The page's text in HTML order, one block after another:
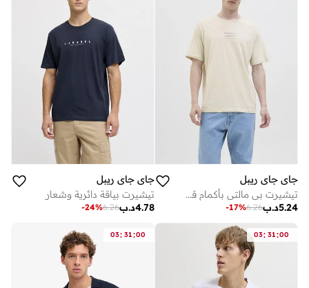
جاي جاي ريبل
تيشيرت بي مالتي بأكمام قصيرة وياقة دائرية
د.ب5.24
6.26
-17%
جاي جاي ريبل
تيشيرت بياقة دائرية وشعار
د.ب4.78
6.26
-24%
03: 31:00
03: 31:00